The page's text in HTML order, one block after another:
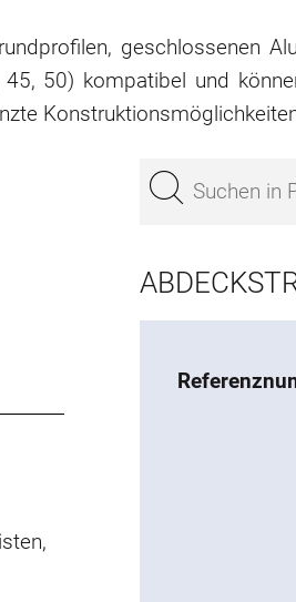
geschlossenen
50) kompatibel und